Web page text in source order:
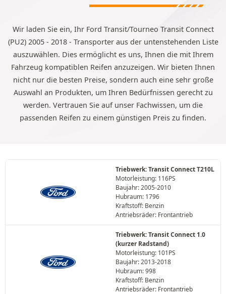
Wir laden Sie ein, Ihr Ford Transit/Tourneo Transit Connect
(PU2) 2005 - 2018 - Transporter aus der untenstehenden Liste
auszuwählen. Dies ermöglicht es uns, Ihnen die mit Ihrem
Fahrzeug kompatiblen Reifen anzuzeigen. Wir bieten Ihnen
nicht nur die besten Preise, sondern auch eine sehr große
Auswahl an Produkten, um Ihren Bedürfnissen gerecht zu
werden. Vertrauen Sie auf unser Fachwissen, um die
passenden Reifen zu einem günstigen Preis zu finden.
Triebwerk: Transit Connect T210L
Motorleistung: 116PS
Baujahr: 2005-2010
Hubraum: 1796
Kraftstoff: Benzin
Antriebsräder: Frontantrieb
Triebwerk: Transit Connect 1.0
(kurzer Radstand)
Motorleistung: 101PS
Baujahr: 2013-2018
Hubraum: 998
Kraftstoff: Benzin
Antriebsräder: Frontantrieb